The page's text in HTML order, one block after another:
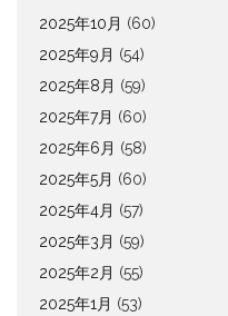
2025年10月 (60)
2025年9月 (54)
2025年8月 (59)
2025年7月 (60)
2025年6月 (58)
2025年5月 (60)
2025年4月 (57)
2025年3月 (59)
2025年2月 (55)
2025年1月 (53)